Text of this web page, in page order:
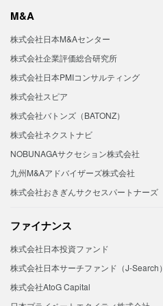
M&A
株式会社日本M&Aセンター
株式会社企業評価総合研究所
株式会社日本PMIコンサルティング
株式会社スピア
株式会社バトンズ（BATONZ）
株式会社ネクストナビ
NOBUNAGAサクセション株式会社
九州M&Aアドバイザーズ株式会社
株式会社おきぎんサクセスパートナーズ
ファイナンス
株式会社日本投資ファンド
株式会社日本サーチファンド（J-Search）
株式会社AtoG Capital